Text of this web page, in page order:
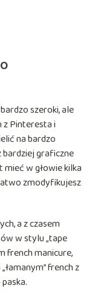
szeroki, ale
Pinteresta i
na bardzo
graficzne
w głowie kilka
zmodyfikujesz
a z czasem
w stylu „tape
french manicure,
french z